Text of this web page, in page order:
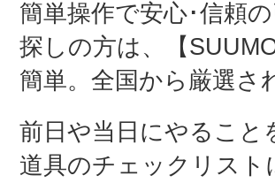
簡単操作で安心･信頼
探しの方は、【
簡単。全国から厳選さ
前日や当日にやること
道具のチェックリスト